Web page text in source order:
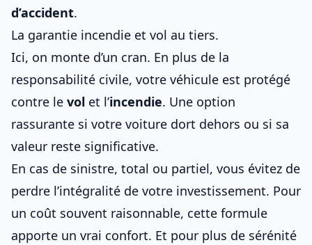
d’accident.
La garantie incendie et vol au tiers.
Ici, on monte d’un cran. En plus de la
responsabilité civile, votre véhicule est protégé
contre le vol et l’incendie. Une option
rassurante si votre voiture dort dehors ou si sa
valeur reste significative.
En cas de sinistre, total ou partiel, vous évitez de
perdre l’intégralité de votre investissement. Pour
un coût souvent raisonnable, cette formule
apporte un vrai confort. Et pour plus de sérénité